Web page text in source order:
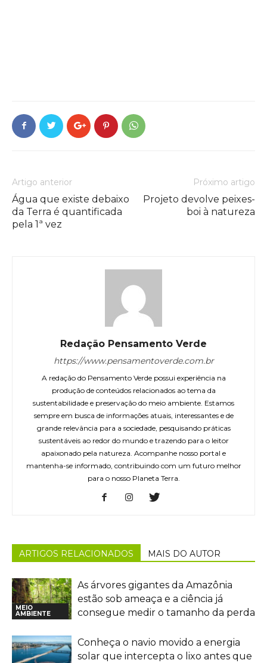
Artigo anterior
Água que existe debaixo
da Terra é quantificada
pela 1ª vez
Próximo artigo
Projeto devolve peixes-
boi à natureza
Redação Pensamento Verde
https://www.pensamentoverde.com.br
A redação do Pensamento Verde possui experiência na
produção de conteúdos relacionados ao tema da
sustentabilidade e preservação do meio ambiente. Estamos
sempre em busca de informações atuais, interessantes e de
grande relevância para a sociedade, pesquisando práticas
sustentáveis ao redor do mundo e trazendo para o leitor
apaixonado pela natureza. Acompanhe nosso portal e
mantenha-se informado, contribuindo com um futuro melhor
para o nosso Planeta Terra.
ARTIGOS RELACIONADOS MAIS DO AUTOR
MEIO
AMBIENTE
As árvores gigantes da Amazônia
estão sob ameaça e a ciência já
consegue medir o tamanho da perda
Conheça o navio movido a energia
solar que intercepta o lixo antes que